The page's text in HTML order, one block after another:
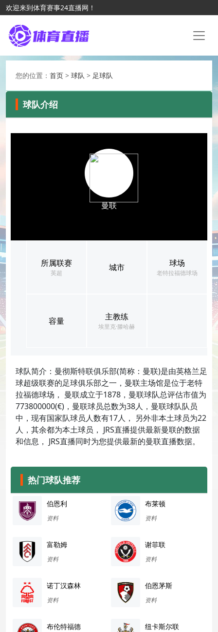
欢迎来到体育赛事24直播网！
您的位置： 首页 > 球队 > 足球队
球队介绍
曼联
所属联赛
英超
城市 球场
老特拉福德球场
容量 主教练
埃里克·滕哈赫
球队简介：曼彻斯特联俱乐部(简称：曼联)是由英格兰足
球超级联赛的足球俱乐部之一，曼联主场馆是位于老特
拉福德球场， 曼联成立于1878，曼联球队总评估市值为
773800000(€)，曼联球员总数为38人，曼联球队队员
中，现有国家队球员人数有17人， 另外非本土球员为22
人，其余都为本土球员， JRS直播提供最新曼联的数据
和信息， JRS直播同时为您提供最新的曼联直播数据。
热门球队推荐
伯恩利
资料
布莱顿
资料
富勒姆
资料
谢菲联
资料
诺丁汉森林
资料
伯恩茅斯
资料
布伦特福德 纽卡斯尔联